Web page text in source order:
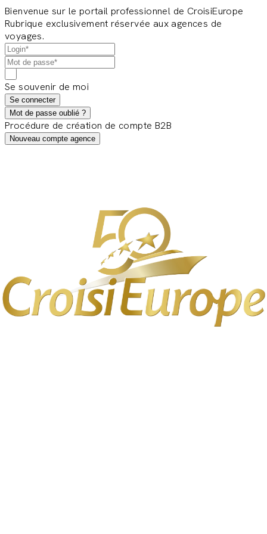
Bienvenue sur le portail professionnel de CroisiEurope
Rubrique exclusivement réservée aux agences de
voyages.
Se souvenir de moi
Se connecter
Mot de passe oublié ?
Procédure de création de compte B2B
Nouveau compte agence